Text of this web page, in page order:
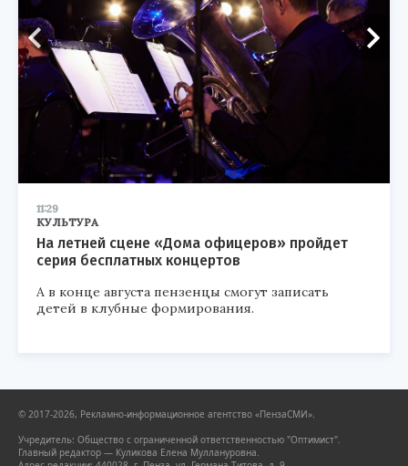
11:29
КУЛЬТУРА
На летней сцене «Дома офицеров» пройдет
серия бесплатных концертов
А в конце августа пензенцы смогут записать
детей в клубные формирования.
© 2017-2026, Рекламно-информационное агентство «ПензаСМИ».
Учредитель: Общество с ограниченной ответственностью "Оптимист".
Главный редактор — Куликова Елена Муллануровна.